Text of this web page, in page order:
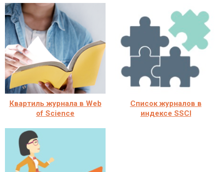
Квартиль журнала в Web
of Science
Список журналов в
индексе SSCI